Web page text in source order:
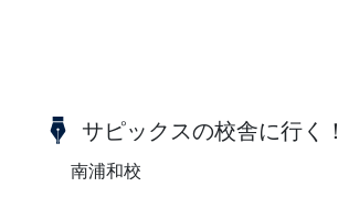
サピックスの校舎に行く！
南浦和校